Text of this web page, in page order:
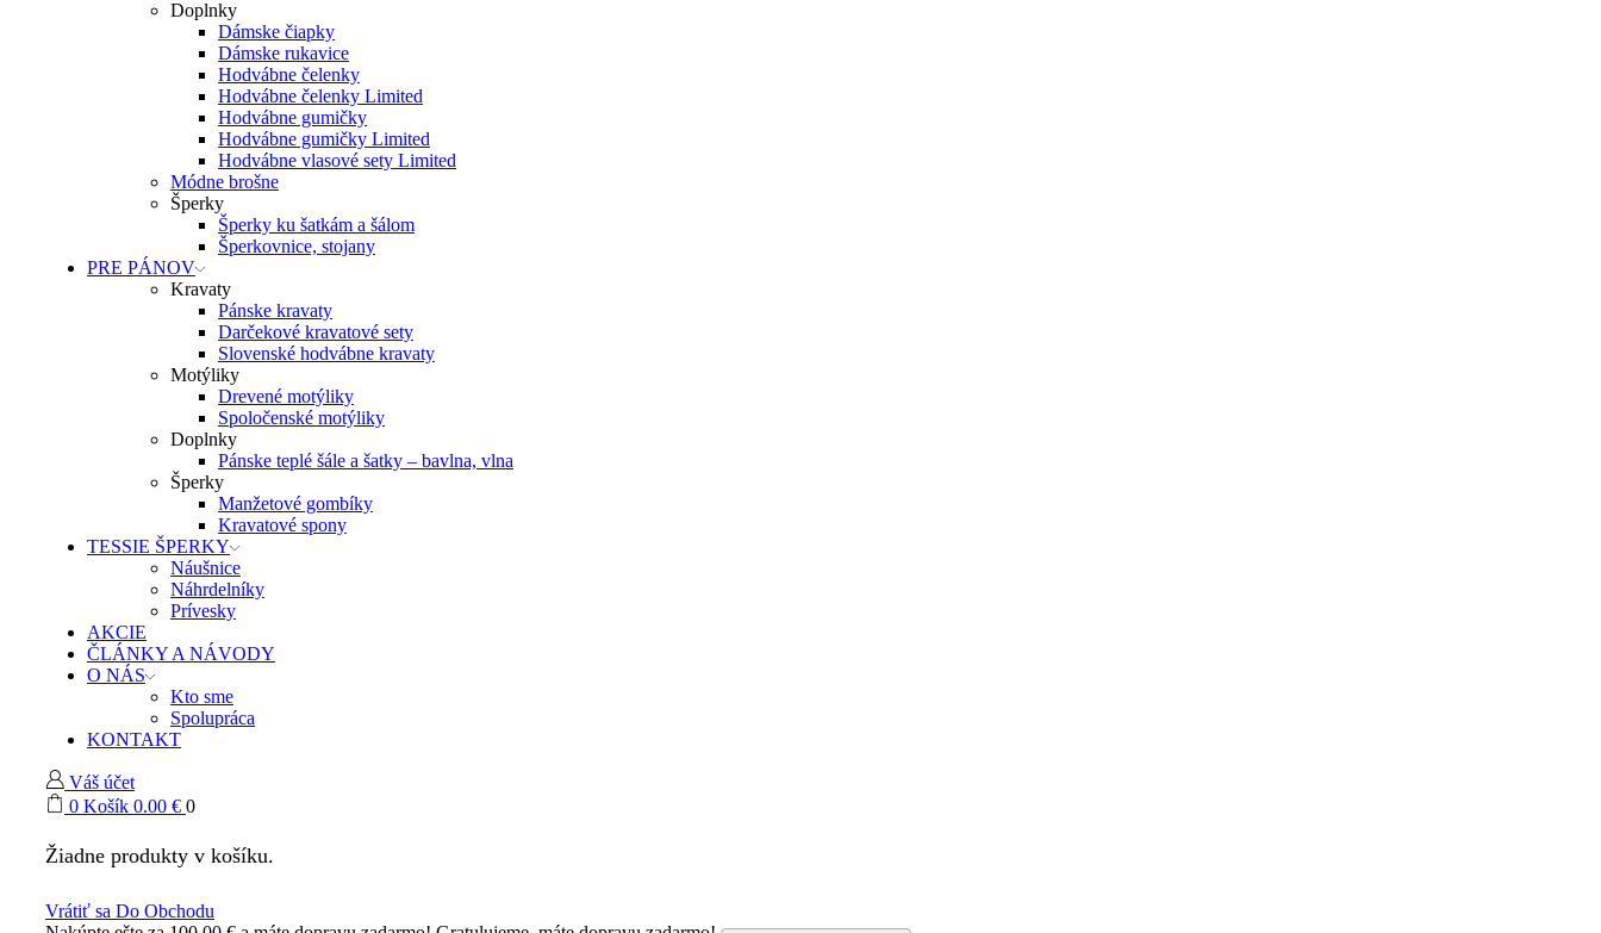
Doplnky
Dámske čiapky
Dámske rukavice
Hodvábne čelenky
Hodvábne čelenky Limited
Hodvábne gumičky
Hodvábne gumičky Limited
Hodvábne vlasové sety Limited
Módne brošne
Šperky
Šperky ku šatkám a šálom
Šperkovnice, stojany
PRE PÁNOV
Kravaty
Pánske kravaty
Darčekové kravatové sety
Slovenské hodvábne kravaty
Motýliky
Drevené motýliky
Spoločenské motýliky
Doplnky
Pánske teplé šále a šatky – bavlna, vlna
Šperky
Manžetové gombíky
Kravatové spony
TESSIE ŠPERKY
Náušnice
Náhrdelníky
Prívesky
AKCIE
ČLÁNKY A NÁVODY
O NÁS
Kto sme
Spolupráca
KONTAKT
Váš účet
0 Košík 0.00 € 0
Žiadne produkty v košíku.
Vrátiť sa Do Obchodu